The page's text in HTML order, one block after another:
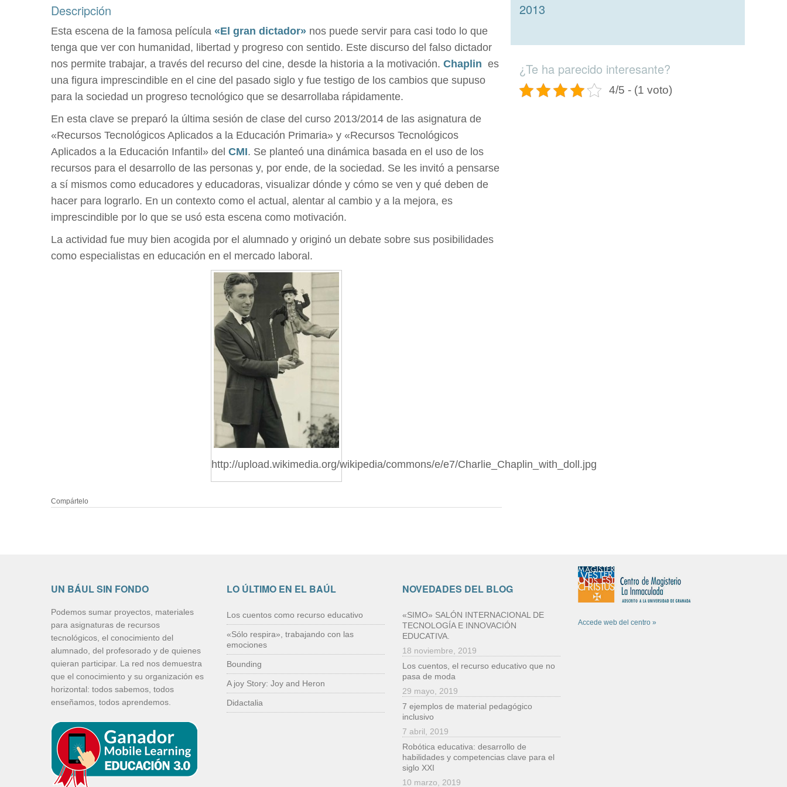
Descripción
Esta escena de la famosa película «El gran dictador» nos puede servir para casi todo lo que
tenga que ver con humanidad, libertad y progreso con sentido. Este discurso del falso dictador
nos permite trabajar, a través del recurso del cine, desde la historia a la motivación. Chaplin es
una figura imprescindible en el cine del pasado siglo y fue testigo de los cambios que supuso
para la sociedad un progreso tecnológico que se desarrollaba rápidamente.
En esta clave se preparó la última sesión de clase del curso 2013/2014 de las asignatura de
«Recursos Tecnológicos Aplicados a la Educación Primaria» y «Recursos Tecnológicos
Aplicados a la Educación Infantil» del CMI. Se planteó una dinámica basada en el uso de los
recursos para el desarrollo de las personas y, por ende, de la sociedad. Se les invitó a pensarse
a sí mismos como educadores y educadoras, visualizar dónde y cómo se ven y qué deben de
hacer para lograrlo. En un contexto como el actual, alentar al cambio y a la mejora, es
imprescindible por lo que se usó esta escena como motivación.
La actividad fue muy bien acogida por el alumnado y originó un debate sobre sus posibilidades
como especialistas en educación en el mercado laboral.
http://upload.wikimedia.org/wikipedia/commons/e/e7/Charlie_Chaplin_with_doll.jpg
Compártelo
2013
¿Te ha parecido interesante?
4/5 - (1 voto)
UN BÁUL SIN FONDO
Podemos sumar proyectos, materiales
para asignaturas de recursos
tecnológicos, el conocimiento del
alumnado, del profesorado y de quienes
quieran participar. La red nos demuestra
que el conocimiento y su organización es
horizontal: todos sabemos, todos
enseñamos, todos aprendemos.
LO ÚLTIMO EN EL BAÚL
Los cuentos como recurso educativo
«Sólo respira», trabajando con las
emociones
Bounding
A joy Story: Joy and Heron
Didactalia
NOVEDADES DEL BLOG
«SIMO» SALÓN INTERNACIONAL DE
TECNOLOGÍA E INNOVACIÓN
EDUCATIVA.
18 noviembre, 2019
Los cuentos, el recurso educativo que no
pasa de moda
29 mayo, 2019
7 ejemplos de material pedagógico
inclusivo
7 abril, 2019
Robótica educativa: desarrollo de
habilidades y competencias clave para el
siglo XXI
10 marzo, 2019
Accede web del centro »